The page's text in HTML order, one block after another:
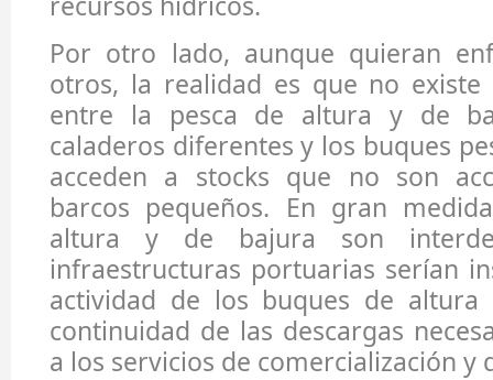
Por otro lado, aunque quieran
otros, la realidad es que no existe
entre la pesca de altura y de
caladeros diferentes y los buques
acceden a stocks que no son
barcos pequeños. En gran
altura y de bajura son
infraestructuras portuarias serían
actividad de los buques de altura
continuidad de las descargas
a los servicios de comercialización y